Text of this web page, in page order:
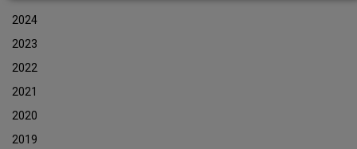
2024
2023
2022
2021
2020
2019